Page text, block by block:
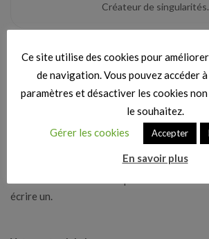
Créateur de singularités.
écrire un.
Ce site utilise des cookies pour
de navigation. Vous pouvez accéder
paramètres et désactiver les cookies
le souhaitez.
Gérer les cookies
Accepter
En savoir plus